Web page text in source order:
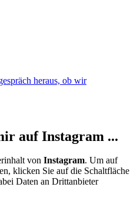
heraus, ob wir
auf Instagram ...
von Instagram. Um auf
klicken Sie auf die Schaltfläche
Daten an Drittanbieter